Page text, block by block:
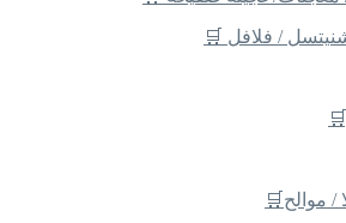
/ فلافل 🛒
/ موالح🛒